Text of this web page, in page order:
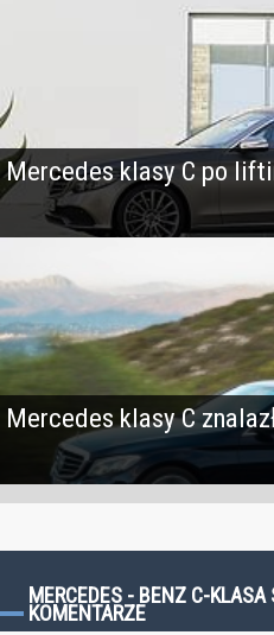
Mercedes klasy C po
Mercedes klasy C
MERCEDES - BENZ C-
KOMENTARZE